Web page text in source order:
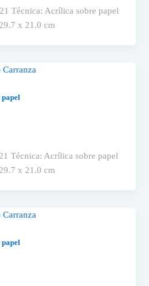
Técnica: Acrílica sobre papel
x 21.0 cm
papel
Técnica: Acrílica sobre papel
x 21.0 cm